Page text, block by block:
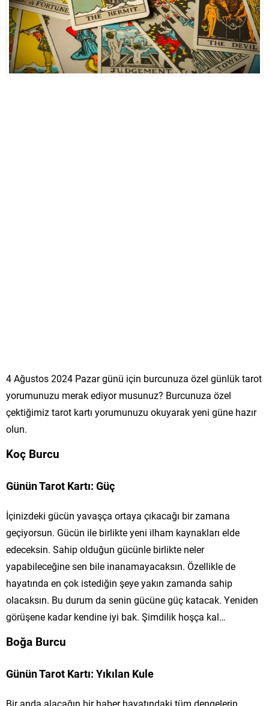
4 Ağustos 2024 Pazar günü için burcunuza özel günlük tarot
yorumunuzu merak ediyor musunuz? Burcunuza özel
çektiğimiz tarot kartı yorumunuzu okuyarak yeni güne hazır
olun.
Koç Burcu
Günün Tarot Kartı: Güç
İçinizdeki gücün yavaşça ortaya çıkacağı bir zamana
geçiyorsun. Gücün ile birlikte yeni ilham kaynakları elde
edeceksin. Sahip olduğun gücünle birlikte neler
yapabileceğine sen bile inanamayacaksın. Özellikle de
hayatında en çok istediğin şeye yakın zamanda sahip
olacaksın. Bu durum da senin gücüne güç katacak. Yeniden
görüşene kadar kendine iyi bak. Şimdilik hoşça kal…
Boğa Burcu
Günün Tarot Kartı: Yıkılan Kule
Bir anda alacağın bir haber hayatındaki tüm dengelerin